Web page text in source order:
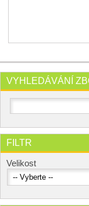
VYHLEDÁVÁNÍ
FILTR
Velikost